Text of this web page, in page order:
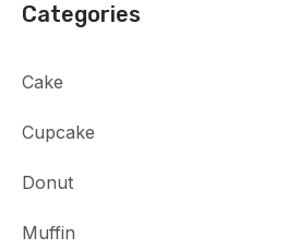
Categories
Cake
Cupcake
Donut
Muffin